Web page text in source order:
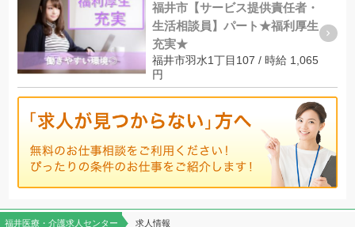
福井市【サービス提供責任者・
生活相談員】パート★福利厚生
充実★
福井市羽水1丁目107 / 時給 1,065
円
福井医療・介護求人センター 求人情報